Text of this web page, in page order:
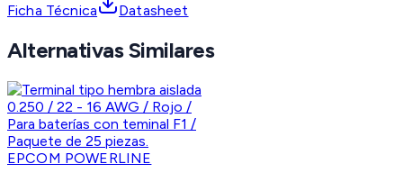
Ficha Técnica Datasheet
Alternativas Similares
EPCOM POWERLINE